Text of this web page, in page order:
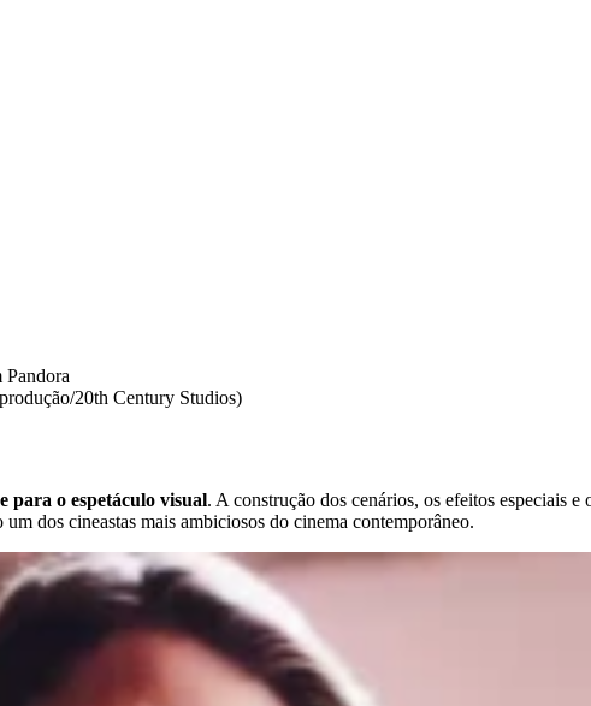
20th Century Studios)
para o espetáculo visual. A construção dos cenários, os efeitos especiais
dos cineastas mais ambiciosos do cinema contemporâneo.